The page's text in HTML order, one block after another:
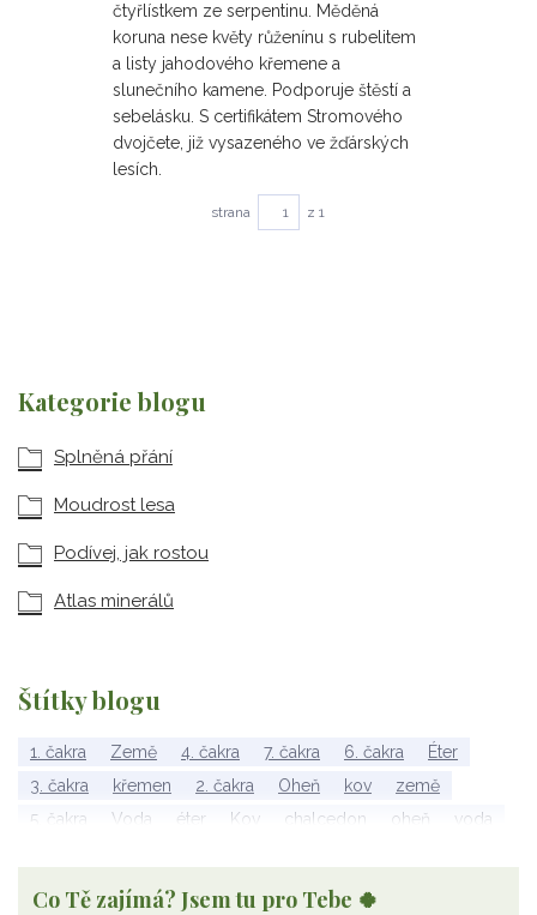
Kategorie blogu
Splněná přání
Moudrost lesa
Podívej, jak rostou
Atlas minerálů
Štítky blogu
1. čakra Země 4. čakra 7. čakra 6. čakra
Éter
3. čakra
křemen 2. čakra Oheň kov
země
5. čakra
Voda éter Kov chalcedon oheň
voda
Wu Xing
apatit
Co Tě zajímá? Jsem tu pro Tebe 🍀
čtyřlístkem ze serpentinu. Měděná
koruna nese květy růženínu s rubelitem
a listy jahodového křemene a
slunečního kamene. Podporuje štěstí a
sebelásku. S certifikátem Stromového
dvojčete, již vysazeného ve žďárských
lesích.
strana z 1